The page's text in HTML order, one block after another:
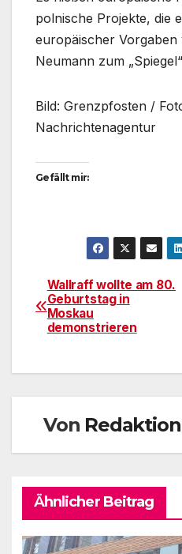
polnische Projekte, die
europäischer Vorgaben
Neumann zum
Bild: Grenzpfosten /
Nachrichtenagentur
Gefällt mir:
Wallraff wollte am 80.
Geburtstag in
Moskau
demonstrieren
Von Redaktion
Ähnlicher Beitrag